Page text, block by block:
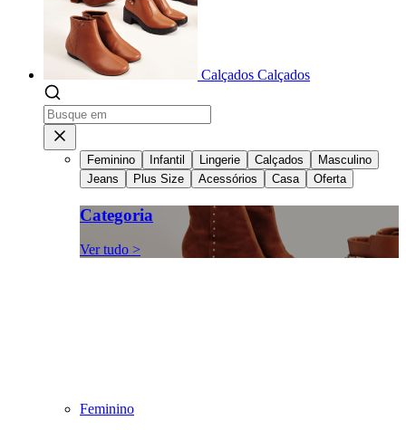
Calçados Calçados
Feminino Infantil Lingerie Calçados
Masculino
Jeans
Plus Size Acessórios Casa Oferta
Categoria
Ver tudo >
Feminino